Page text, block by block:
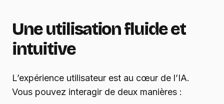
Une utilisation fluide et
intuitive
L’expérience utilisateur est au cœur de l’IA.
Vous pouvez interagir de deux manières :